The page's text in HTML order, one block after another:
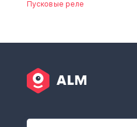
Пусковые реле